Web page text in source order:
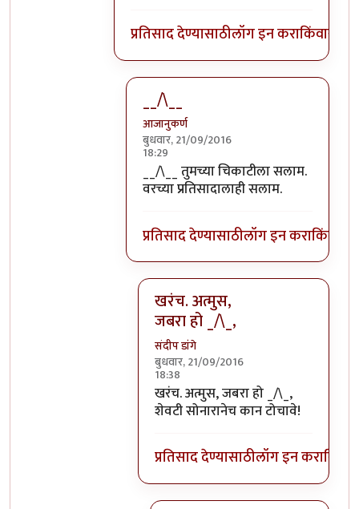
प्रतिसाद देण्यासाठीलॉग इन कराकिंवा
__/\__
आजानुकर्ण
बुधवार, 21/09/2016
18:29
In reply to@नारळ फोडण्याचा बळीशी
__/\__ तुमच्या चिकाटीला सलाम.
वरच्या प्रतिसादालाही सलाम.
प्रतिसाद देण्यासाठीलॉग इन कराकिंवा
खरंच. अत्मुस,
जबरा हो _/\_,
संदीप डांगे
बुधवार, 21/09/2016
18:38
In reply to__/\__by आजानुकर्ण
खरंच. अत्मुस, जबरा हो _/\_,
शेवटी सोनारानेच कान टोचावे!
प्रतिसाद देण्यासाठीलॉग इन कराकिंवा